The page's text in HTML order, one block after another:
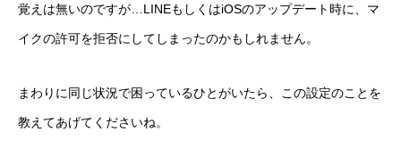
覚えは無いのですが…LINEもしくはiOSのアップデート時に、マ
イクの許可を拒否にしてしまったのかもしれません。
まわりに同じ状況で困っているひとがいたら、この設定のことを
教えてあげてくださいね。